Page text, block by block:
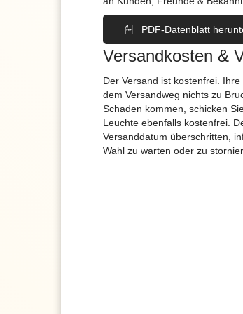
PDF-Datenblatt
Versandkosten &
Der Versand ist kostenfrei.
dem Versandweg nichts zu
Schaden kommen, schicken
Leuchte ebenfalls kostenfrei.
Versanddatum überschritten,
Wahl zu warten oder zu